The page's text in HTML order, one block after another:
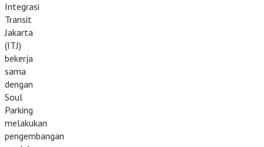
Integrasi
Transit
Jakarta
(ITJ)
bekerja
sama
dengan
Soul
Parking
melakukan
pengembangan